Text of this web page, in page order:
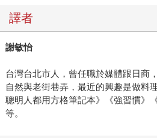
譯者
謝敏怡
台灣台北市人，曾任職於媒體跟日商
自然與老街巷弄，最近的興趣是做料
聰明人都用方格筆記本》《強習慣》
等。